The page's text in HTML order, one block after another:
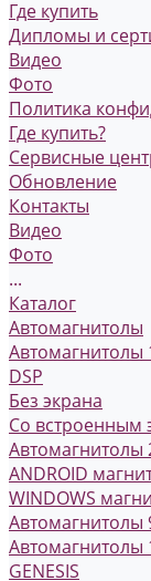
Где купить
Дипломы и
Видео
Фото
Политика
Где купить?
Сервисные
Обновление
Контакты
Видео
Фото
...
Каталог
Автомагнитолы
Автомагнитолы
DSP
Без экрана
Со встроенным
Автомагнитолы
ANDROID
WINDOWS
Автомагнитолы
Автомагнитолы
GENESIS